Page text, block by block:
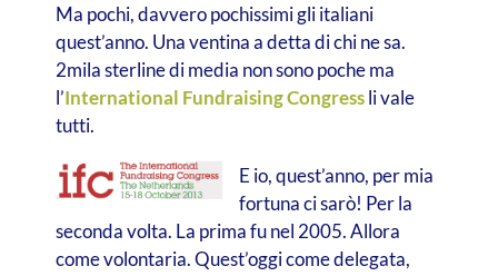
Ma pochi, davvero pochissimi gli italiani
quest’anno. Una ventina a detta di chi ne sa.
2mila sterline di media non sono poche ma
l’International Fundraising Congressli vale
tutti.
E io, quest’anno, per mia
fortuna ci sarò! Per la
seconda volta. La prima fu nel 2005. Allora
come volontaria. Quest’oggi come delegata,